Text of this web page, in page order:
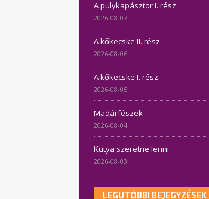
A pulykapásztor I. rész
2026-08-07
A kőkecske II. rész
2026-08-06
A kőkecske I. rész
2026-08-05
Madárfészek
2026-08-04
Kutya szeretne lenni
2026-08-03
LEGUTÓBBI BEJEGYZÉSEK